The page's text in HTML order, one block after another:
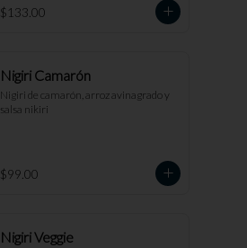
$133.00
Nigiri Camarón
Nigiri de camarón, arroz avinagrado y
salsa nikiri
$99.00
Nigiri Veggie